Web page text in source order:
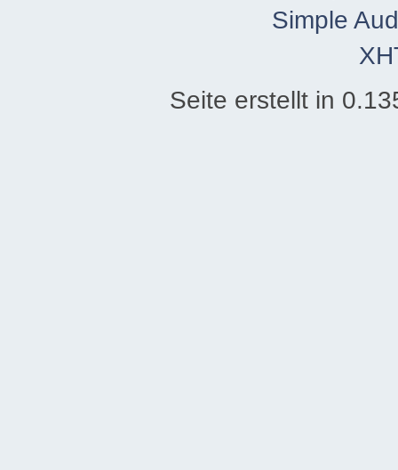
Simple
Seite erstellt in